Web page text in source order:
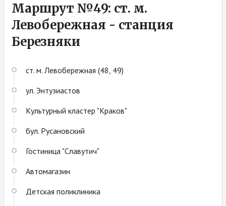
Маршрут №49: ст. м.
Левобережная - станция
Березняки
ст. м. Левобережная (48, 49)
ул. Энтузиастов
Культурный кластер "Краков"
бул. Русановский
Гостиница "Славутич"
Автомагазин
Детская поликлиника